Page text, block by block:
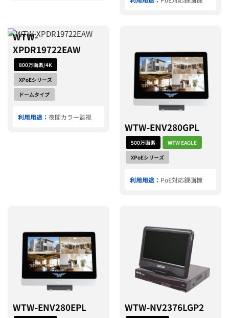
WTW-
XPDR19722EAW
800万画素/4K
XPoEシリーズ
ドームタイプ
利用用途： 夜間カラー監視
WTW-ENV280GPL
500万画素
WTW EAGLE
XPoEシリーズ
利用用途： PoE対応録画機
WTW-ENV280EPL WTW-NV2376LGP2